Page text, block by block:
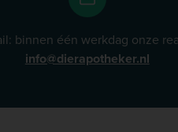
binnen één werkdag onze
info@dierapotheker.nl